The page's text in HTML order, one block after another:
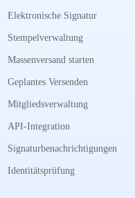
Elektronische Signatur
Stempelverwaltung
Massenversand starten
Geplantes Versenden
Mitgliedsverwaltung
API-Integration
Signaturbenachrichtigungen
Identitätsprüfung